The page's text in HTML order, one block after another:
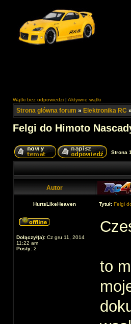
Wątki bez odpowiedzi | Aktywne wątki
Strona główna forum » Elektronika RC »
Felgi do Himoto
Strona 1
Autor
HurtsLikeHeaven Tytuł: Felgi
Dołączył(a): Cz gru 11, 2014
11:22 am
Posty: 2
to